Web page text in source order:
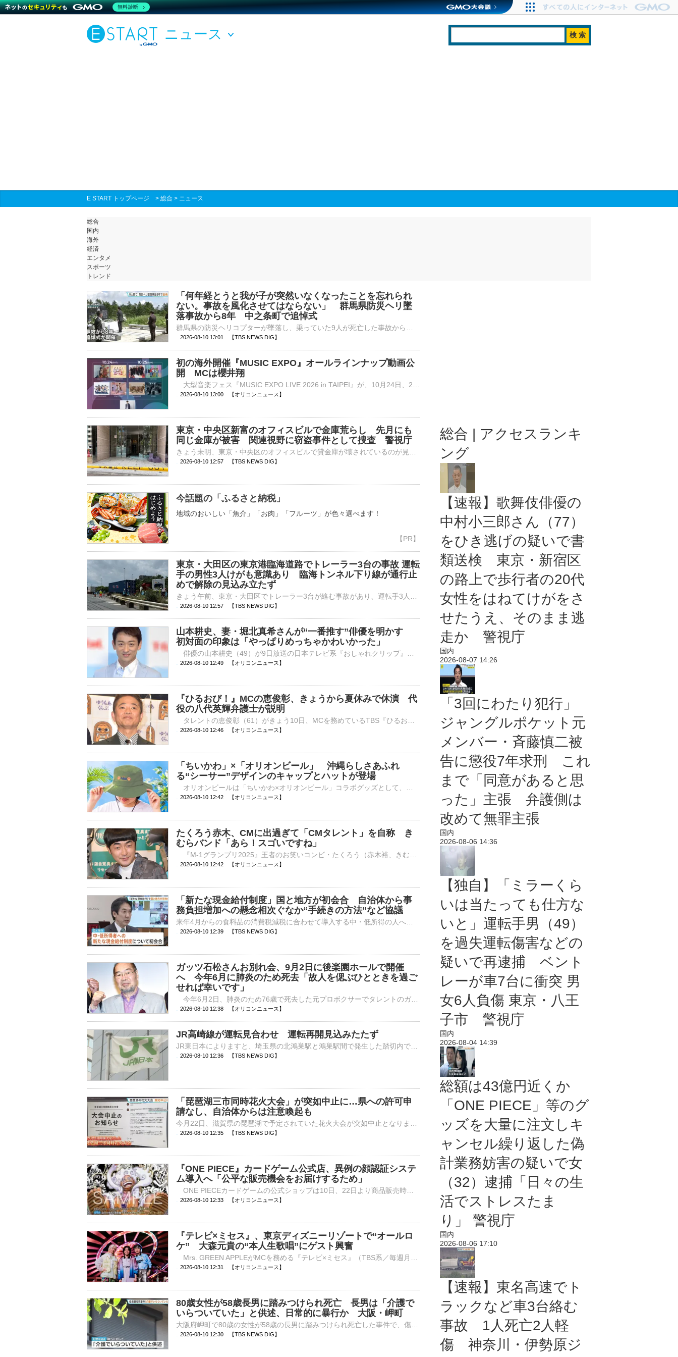
ニュース
E START トップページ > 総合 > ニュース
総合
国内
海外
経済
エンタメ
スポーツ
トレンド
「何年経とうと我が子が突然いなくなったことを忘れられ
ない。事故を風化させてはならない」 群馬県防災ヘリ墜
落事故から8年 中之条町で追悼式
2026-08-10 13:01 【TBS NEWS DIG】
初の海外開催『MUSIC EXPO』オールラインナップ動画公
開 MCは櫻井翔
2026-08-10 13:00 【オリコンニュース】
東京・中央区新富のオフィスビルで金庫荒らし 先月にも
同じ金庫が被害 関連視野に窃盗事件として捜査 警視庁
2026-08-10 12:57 【TBS NEWS DIG】
今話題の「ふるさと納税」
地域のおいしい「魚介」「お肉」「フルーツ」が色々選べます！
東京・大田区の東京港臨海道路でトレーラー3台の事故 運転
手の男性3人けがも意識あり 臨海トンネル下り線が通行止
めで解除の見込み立たず
2026-08-10 12:57 【TBS NEWS DIG】
山本耕史、妻・堀北真希さんが“一番推す”俳優を明かす
初対面の印象は「やっぱりめっちゃかわいかった」
2026-08-10 12:49 【オリコンニュース】
『ひるおび！』MCの恵俊彰、きょうから夏休みで休演 代
役の八代英輝弁護士が説明
2026-08-10 12:46 【オリコンニュース】
「ちいかわ」×「オリオンビール」 沖縄らしさあふれ
る“シーサー”デザインのキャップとハットが登場
2026-08-10 12:42 【オリコンニュース】
たくろう赤木、CMに出過ぎて「CMタレント」を自称 き
むらバンド「あら！スゴいですね」
2026-08-10 12:42 【オリコンニュース】
「新たな現金給付制度」国と地方が初会合 自治体から事
務負担増加への懸念相次ぐなか“手続きの方法”など協議
2026-08-10 12:39 【TBS NEWS DIG】
ガッツ石松さんお別れ会、9月2日に後楽園ホールで開催
へ 今年6月に肺炎のため死去「故人を偲ぶひとときを過ご
せれば幸いです」
2026-08-10 12:38 【オリコンニュース】
JR高崎線が運転見合わせ 運転再開見込みたたず
2026-08-10 12:36 【TBS NEWS DIG】
「琵琶湖三市同時花火大会」が突如中止に…県への許可申
請なし、自治体からは注意喚起も
2026-08-10 12:35 【TBS NEWS DIG】
『ONE PIECE』カードゲーム公式店、異例の顔認証システ
ム導入へ「公平な販売機会をお届けするため」
2026-08-10 12:33 【オリコンニュース】
『テレビ×ミセス』、東京ディズニーリゾートで“オールロ
ケ” 大森元貴の“本人生歌唱”にゲスト興奮
2026-08-10 12:31 【オリコンニュース】
80歳女性が58歳長男に踏みつけられ死亡 長男は「介護で
いらついていた」と供述、日常的に暴行か 大阪・岬町
2026-08-10 12:30 【TBS NEWS DIG】
総合 | アクセスランキ
ング
【速報】歌舞伎俳優の
中村小三郎さん（77）
をひき逃げの疑いで書
類送検 東京・新宿区
の路上で歩行者の20代
女性をはねてけがをさ
せたうえ、そのまま逃
走か 警視庁
国内
2026-08-07 14:26
「3回にわたり犯行」
ジャングルポケット元
メンバー・斉藤慎二被
告に懲役7年求刑 これ
まで「同意があると思
った」主張 弁護側は
改めて無罪主張
国内
2026-08-06 14:36
【独自】「ミラーくら
いは当たっても仕方な
いと」運転手男（49）
を過失運転傷害などの
疑いで再逮捕 ベント
レーが車7台に衝突 男
女6人負傷 東京・八王
子市 警視庁
国内
2026-08-04 14:39
総額は43億円近くか
「ONE PIECE」等のグ
ッズを大量に注文しキ
ャンセル繰り返した偽
計業務妨害の疑いで女
（32）逮捕「日々の生
活でストレスたま
り」 警視庁
国内
2026-08-06 17:10
【速報】東名高速でト
ラックなど車3台絡む
事故 1人死亡2人軽
傷 神奈川・伊勢原ジ
無料診断